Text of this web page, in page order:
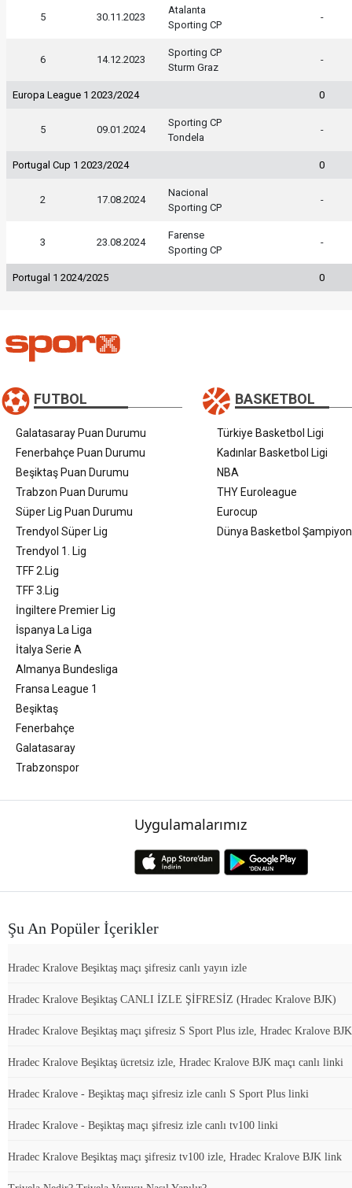
5 30.11.2023
Atalanta
Sporting CP
-
6 14.12.2023
Sporting CP
Sturm Graz
-
Europa League 1 2023/2024 0
5 09.01.2024
Sporting CP
Tondela
-
Portugal Cup 1 2023/2024 0
2 17.08.2024
Nacional
Sporting CP
-
3 23.08.2024
Farense
Sporting CP
-
Portugal 1 2024/2025 0
FUTBOL
Galatasaray Puan Durumu
Fenerbahçe Puan Durumu
Beşiktaş Puan Durumu
Trabzon Puan Durumu
Süper Lig Puan Durumu
Trendyol Süper Lig
Trendyol 1. Lig
TFF 2.Lig
TFF 3.Lig
İngiltere Premier Lig
İspanya La Liga
İtalya Serie A
Almanya Bundesliga
Fransa League 1
Beşiktaş
Fenerbahçe
Galatasaray
Trabzonspor
BASKETBOL
Türkiye Basketbol Ligi
Kadınlar Basketbol Ligi
NBA
THY Euroleague
Eurocup
Dünya Basketbol
Uygulamalarımız
Şu An Popüler İçerikler
Hradec Kralove Beşiktaş maçı şifresiz canlı yayın izle
Hradec Kralove Beşiktaş CANLI İZLE ŞİFRESİZ (Hradec Kralove BJK)
Hradec Kralove Beşiktaş maçı şifresiz S Sport Plus izle, Hradec Kralove
Hradec Kralove Beşiktaş ücretsiz izle, Hradec Kralove BJK maçı canlı linki
Hradec Kralove - Beşiktaş maçı şifresiz izle canlı S Sport Plus linki
Hradec Kralove - Beşiktaş maçı şifresiz izle canlı tv100 linki
Hradec Kralove Beşiktaş maçı şifresiz tv100 izle, Hradec Kralove BJK link